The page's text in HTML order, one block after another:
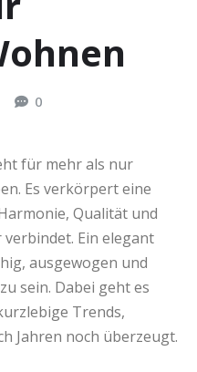
0
für mehr als nur
Es verkörpert eine
Qualität und
Ein elegant
ausgewogen und
sein. Dabei geht es
Trends,
Jahren noch überzeugt.